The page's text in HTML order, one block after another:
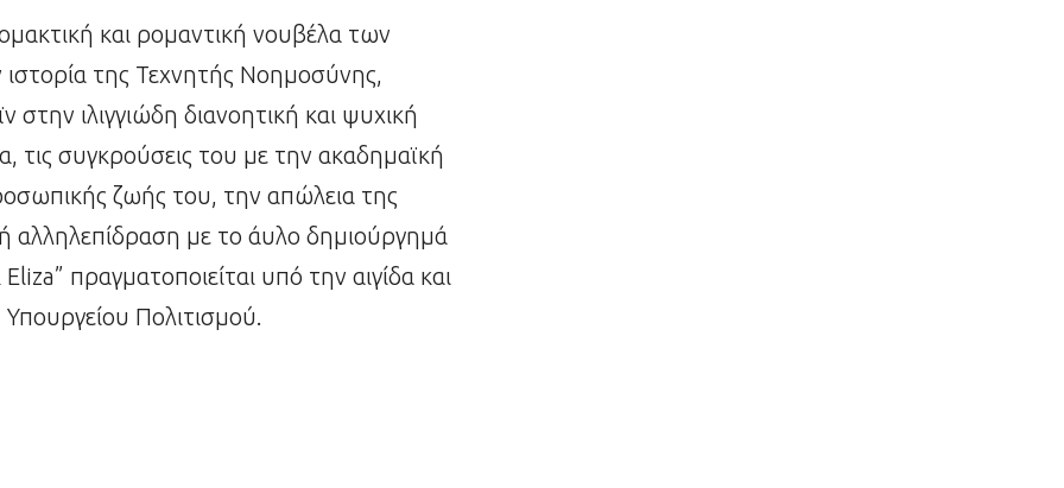
και ρομαντική νουβέλα των
της Τεχνητής Νοημοσύνης,
ιλιγγιώδη διανοητική και ψυχική
τις συγκρούσεις του με την ακαδημαϊκή
ζωής του, την απώλεια της
αλληλεπίδραση με το άυλο δημιούργημά
πραγματοποιείται υπό την αιγίδα και
Πολιτισμού.